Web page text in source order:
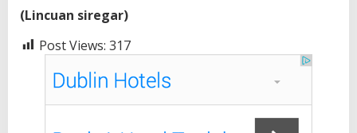
(Lincuan siregar)
Post Views: 317